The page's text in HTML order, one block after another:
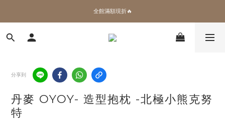
✨加入會員 即領100購物金🎫
全館滿額現折🔥
加拿大Umbra．買千送百🎫
分享到
丹麥 OYOY- 造型抱枕 -北極⼩熊克努
特